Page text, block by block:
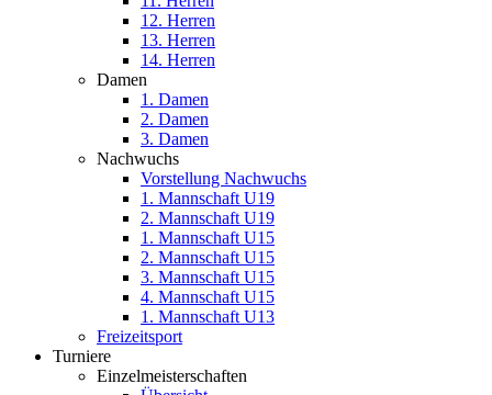
12. Herren
13. Herren
14. Herren
Damen
1. Damen
2. Damen
3. Damen
Nachwuchs
Vorstellung Nachwuchs
1. Mannschaft U19
2. Mannschaft U19
1. Mannschaft U15
2. Mannschaft U15
3. Mannschaft U15
4. Mannschaft U15
1. Mannschaft U13
Freizeitsport
Turniere
Einzelmeisterschaften